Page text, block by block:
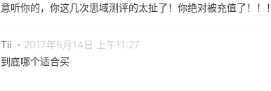
意听你的，你这几次思域测评的太扯了！你绝对被充值了！！！
Tii
2017年6月14日 上午11:27
到底哪个适合买